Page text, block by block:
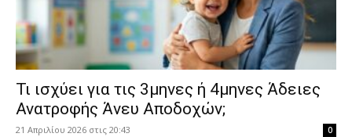
​Τι ισχύει για τις 3μηνες ή 4μηνες Άδειες
Ανατροφής Άνευ Αποδοχών;
21 Απριλίου 2026 στις 20:43 0